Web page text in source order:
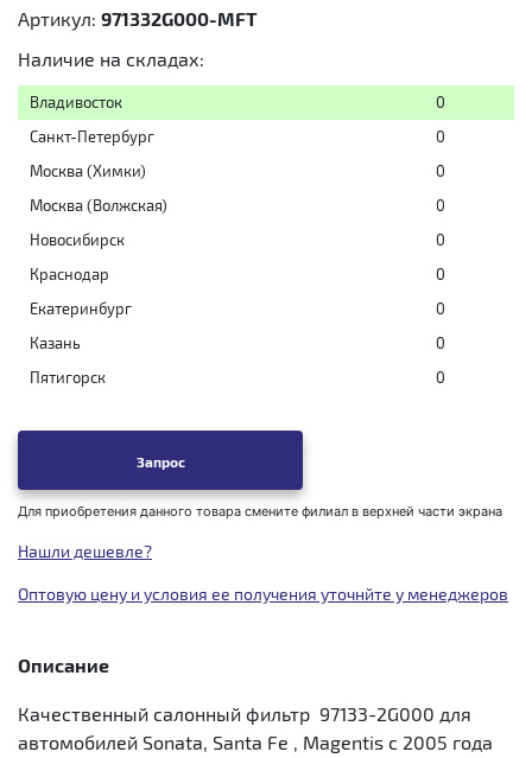
Артикул: 971332G000-MFT
Наличие на складах:
Владивосток
0
Санкт-Петербург
0
Москва (Химки)
0
Москва (Волжская)
0
Новосибирск
0
Краснодар
0
Екатеринбург
0
Казань
0
Пятигорск
0
Запрос
Для приобретения данного товара смените филиал в верхней части экрана
Нашли дешевле?
Оптовую цену и условия ее получения уточнйте у менеджеров
Описание
Качественный салонный фильтр 97133-2G000 для
автомобилей Sonata, Santa Fe , Magentis с 2005 года